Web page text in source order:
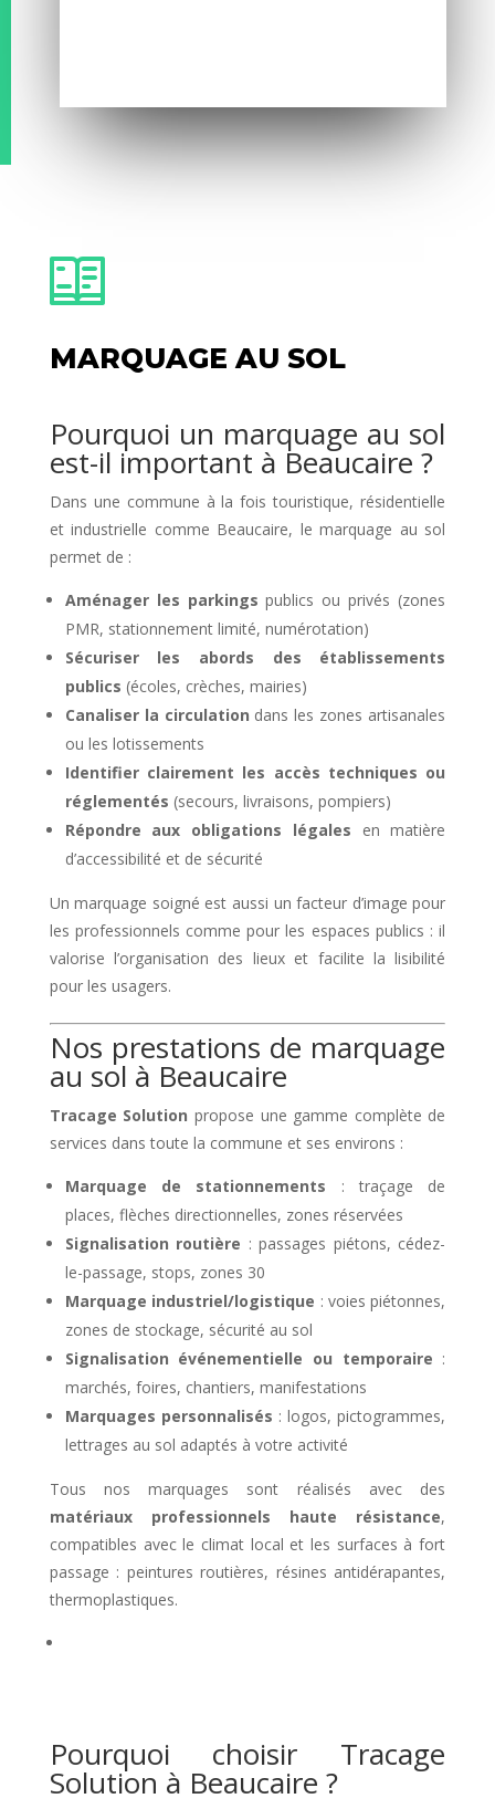
MARQUAGE AU SOL
Pourquoi un marquage au sol
est-il important à Beaucaire ?
Dans une commune à la fois touristique, résidentielle
et industrielle comme Beaucaire, le marquage au sol
permet de :
Aménager les parkings publics ou privés (zones
PMR, stationnement limité, numérotation)
Sécuriser les abords des établissements
publics (écoles, crèches, mairies)
Canaliser la circulation dans les zones artisanales
ou les lotissements
Identifier clairement les accès techniques ou
réglementés (secours, livraisons, pompiers)
Répondre aux obligations légales en matière
d’accessibilité et de sécurité
Un marquage soigné est aussi un facteur d’image pour
les professionnels comme pour les espaces publics : il
valorise l’organisation des lieux et facilite la lisibilité
pour les usagers.
Nos prestations de marquage
au sol à Beaucaire
Tracage Solution propose une gamme complète de
services dans toute la commune et ses environs :
Marquage de stationnements : traçage de
places, flèches directionnelles, zones réservées
Signalisation routière : passages piétons, cédez-
le-passage, stops, zones 30
Marquage industriel/logistique : voies piétonnes,
zones de stockage, sécurité au sol
Signalisation événementielle ou temporaire :
marchés, foires, chantiers, manifestations
Marquages personnalisés : logos, pictogrammes,
lettrages au sol adaptés à votre activité
Tous nos marquages sont réalisés avec des
matériaux professionnels haute résistance,
compatibles avec le climat local et les surfaces à fort
passage : peintures routières, résines antidérapantes,
thermoplastiques.
Pourquoi choisir Tracage
Solution à Beaucaire ?